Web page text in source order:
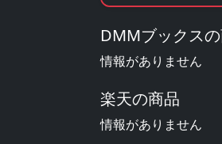
DMMブックス
情報がありません
楽天の商品
情報がありません